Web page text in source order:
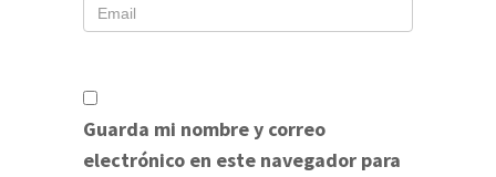
Guarda mi nombre y correo
electrónico en este navegador para